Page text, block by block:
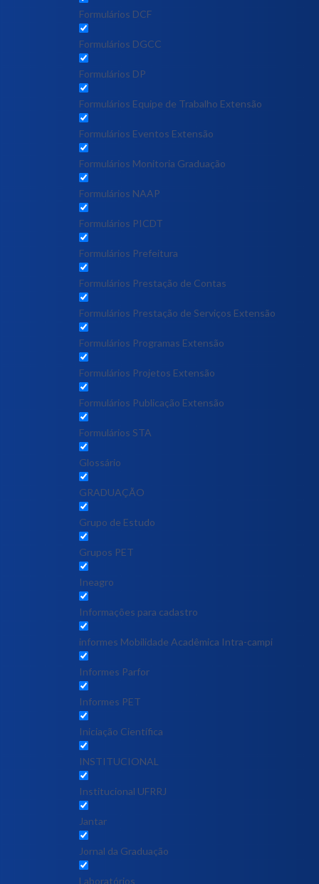
Formulários DCF
Formulários DGCC
Formulários DP
Formulários Equipe de Trabalho Extensão
Formulários Eventos Extensão
Formulários Monitoria Graduação
Formulários NAAP
Formulários PICDT
Formulários Prefeitura
Formulários Prestação de Contas
Formulários Prestação de Serviços Extensão
Formulários Programas Extensão
Formulários Projetos Extensão
Formulários Publicação Extensão
Formulários STA
Glossário
GRADUAÇÃO
Grupo de Estudo
Grupos PET
Ineagro
Informações para cadastro
informes Mobilidade Acadêmica Intra-campi
Informes Parfor
Informes PET
Iniciação Científica
INSTITUCIONAL
Institucional UFRRJ
Jantar
Jornal da Graduação
Laboratórios